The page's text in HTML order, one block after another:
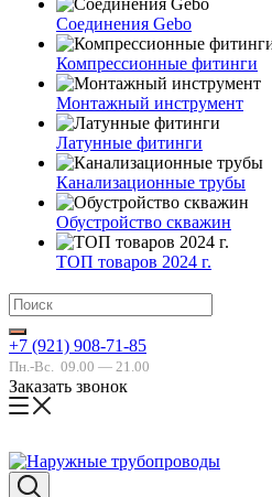
Соединения Gebo
Компрессионные фитинги
Монтажный инструмент
Латунные фитинги
Канализационные трубы
Обустройство скважин
ТОП товаров 2024 г.
+7 (921) 908-71-85
Пн.-Вс. 09.00 — 21.00
Заказать звонок